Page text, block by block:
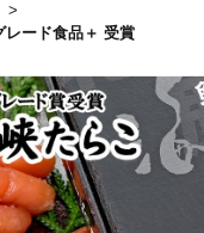
レード食品＋ 受賞